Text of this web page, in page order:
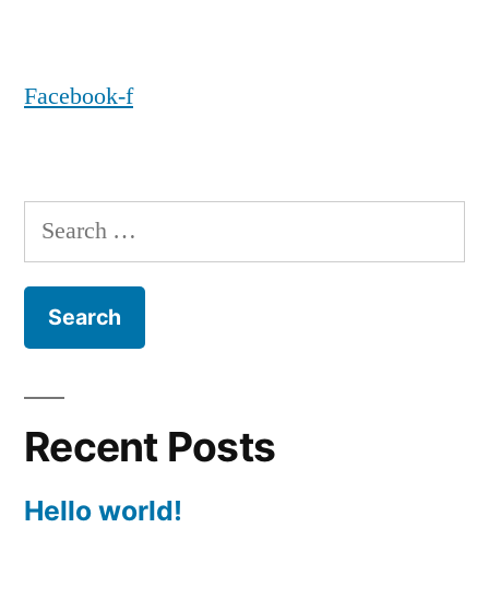
Facebook-f
Search
for:
Recent Posts
Hello world!